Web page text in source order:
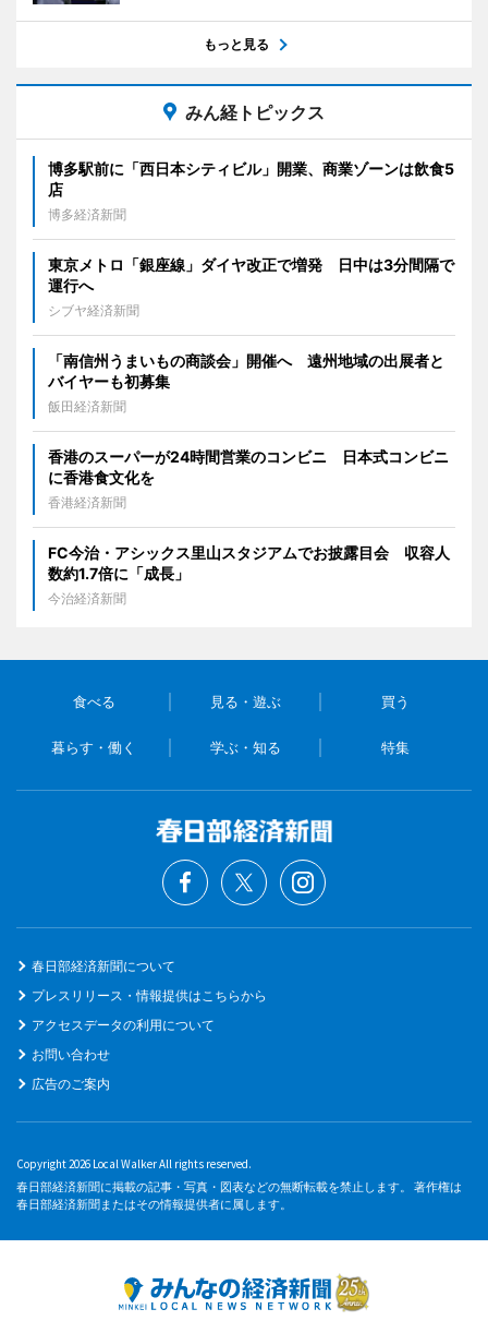
もっと見る
みん経トピックス
博多駅前に「西日本シティビル」開業、商業ゾーンは飲食5
店
博多経済新聞
東京メトロ「銀座線」ダイヤ改正で増発 日中は3分間隔で
運行へ
シブヤ経済新聞
「南信州うまいもの商談会」開催へ 遠州地域の出展者と
バイヤーも初募集
飯田経済新聞
香港のスーパーが24時間営業のコンビニ 日本式コンビニ
に香港食文化を
香港経済新聞
FC今治・アシックス里山スタジアムでお披露目会 収容人
数約1.7倍に「成長」
今治経済新聞
食べる 見る・遊ぶ 買う
暮らす・働く 学ぶ・知る 特集
春日部経済新聞について
プレスリリース・情報提供はこちらから
アクセスデータの利用について
お問い合わせ
広告のご案内
Copyright 2026 Local Walker All rights reserved.
春日部経済新聞に掲載の記事・写真・図表などの無断転載を禁止します。 著作権は
春日部経済新聞またはその情報提供者に属します。